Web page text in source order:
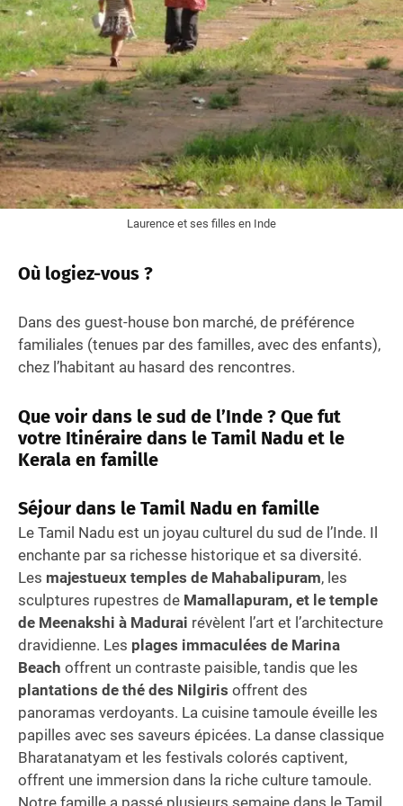
Laurence et ses filles en Inde
Où logiez-vous ?
Dans des guest-house bon marché, de préférence
familiales (tenues par des familles, avec des enfants),
chez l’habitant au hasard des rencontres.
Que voir dans le sud de l’Inde ? Que fut
votre Itinéraire dans le Tamil Nadu et le
Kerala en famille
Séjour dans le Tamil Nadu en famille
Le Tamil Nadu est un joyau culturel du sud de l’Inde. Il
enchante par sa richesse historique et sa diversité.
Les majestueux temples de Mahabalipuram, les
sculptures rupestres de Mamallapuram, et le temple
de Meenakshi à Madurai révèlent l’art et l’architecture
dravidienne. Les plages immaculées de Marina
Beach offrent un contraste paisible, tandis que les
plantations de thé des Nilgiris offrent des
panoramas verdoyants. La cuisine tamoule éveille les
papilles avec ses saveurs épicées. La danse classique
Bharatanatyam et les festivals colorés captivent,
offrent une immersion dans la riche culture tamoule.